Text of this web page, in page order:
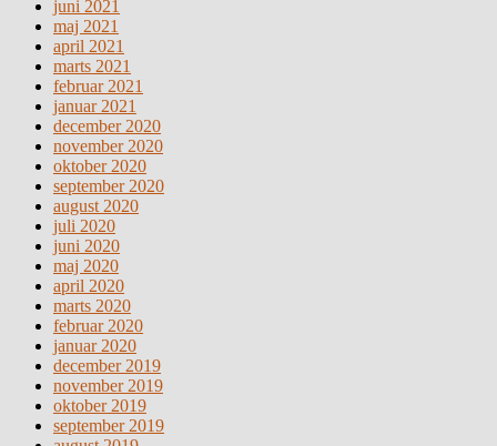
juni 2021
maj 2021
april 2021
marts 2021
februar 2021
januar 2021
december 2020
november 2020
oktober 2020
september 2020
august 2020
juli 2020
juni 2020
maj 2020
april 2020
marts 2020
februar 2020
januar 2020
december 2019
november 2019
oktober 2019
september 2019